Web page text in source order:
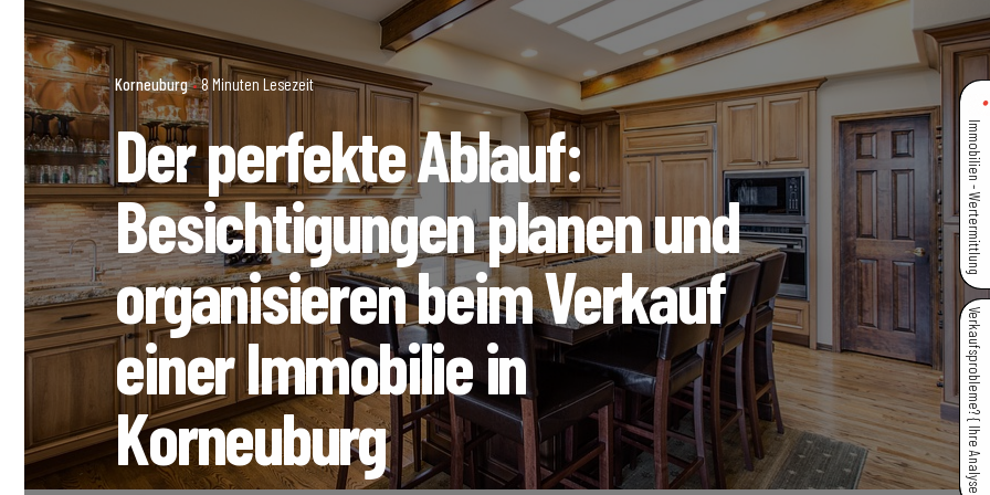
Korneuburg 8 Minuten Lesezeit
Der perfekte Ablauf:
Besichtigungen planen und
organisieren beim Verkauf
einer Immobilie in
Korneuburg
Immobilien - Wertermittlung
Verkaufsprobleme? { Ihre Analyse }